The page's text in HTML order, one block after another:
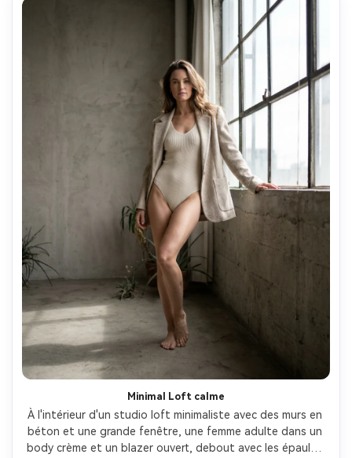
Minimal Loft calme
À l'intérieur d'un studio loft minimaliste avec des murs en
béton et une grande fenêtre, une femme adulte dans un
body crème et un blazer ouvert, debout avec les épaules